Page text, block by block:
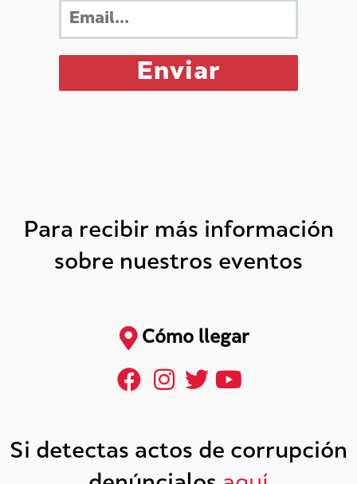
Para recibir más información
sobre nuestros eventos
Cómo llegar
Si detectas actos de corrupción